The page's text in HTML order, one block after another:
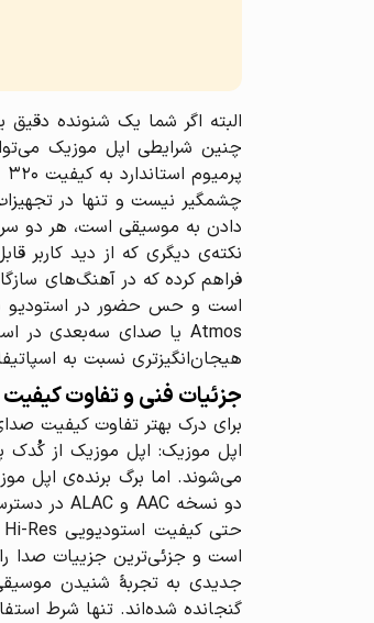
چشمگیر نیست و تنها در
دادن به موسیقی است، هر دو
فراهم کرده که در آهنگ‌های
هیجان‌انگیزتری نسبت به
جزئیات فنی و تفاوت
برای درک بهتر تفاوت کیفیت